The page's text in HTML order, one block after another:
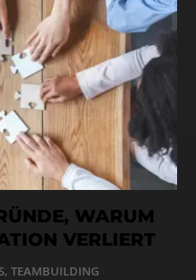
WARUM
VERLIERT
, TEAMBUILDING